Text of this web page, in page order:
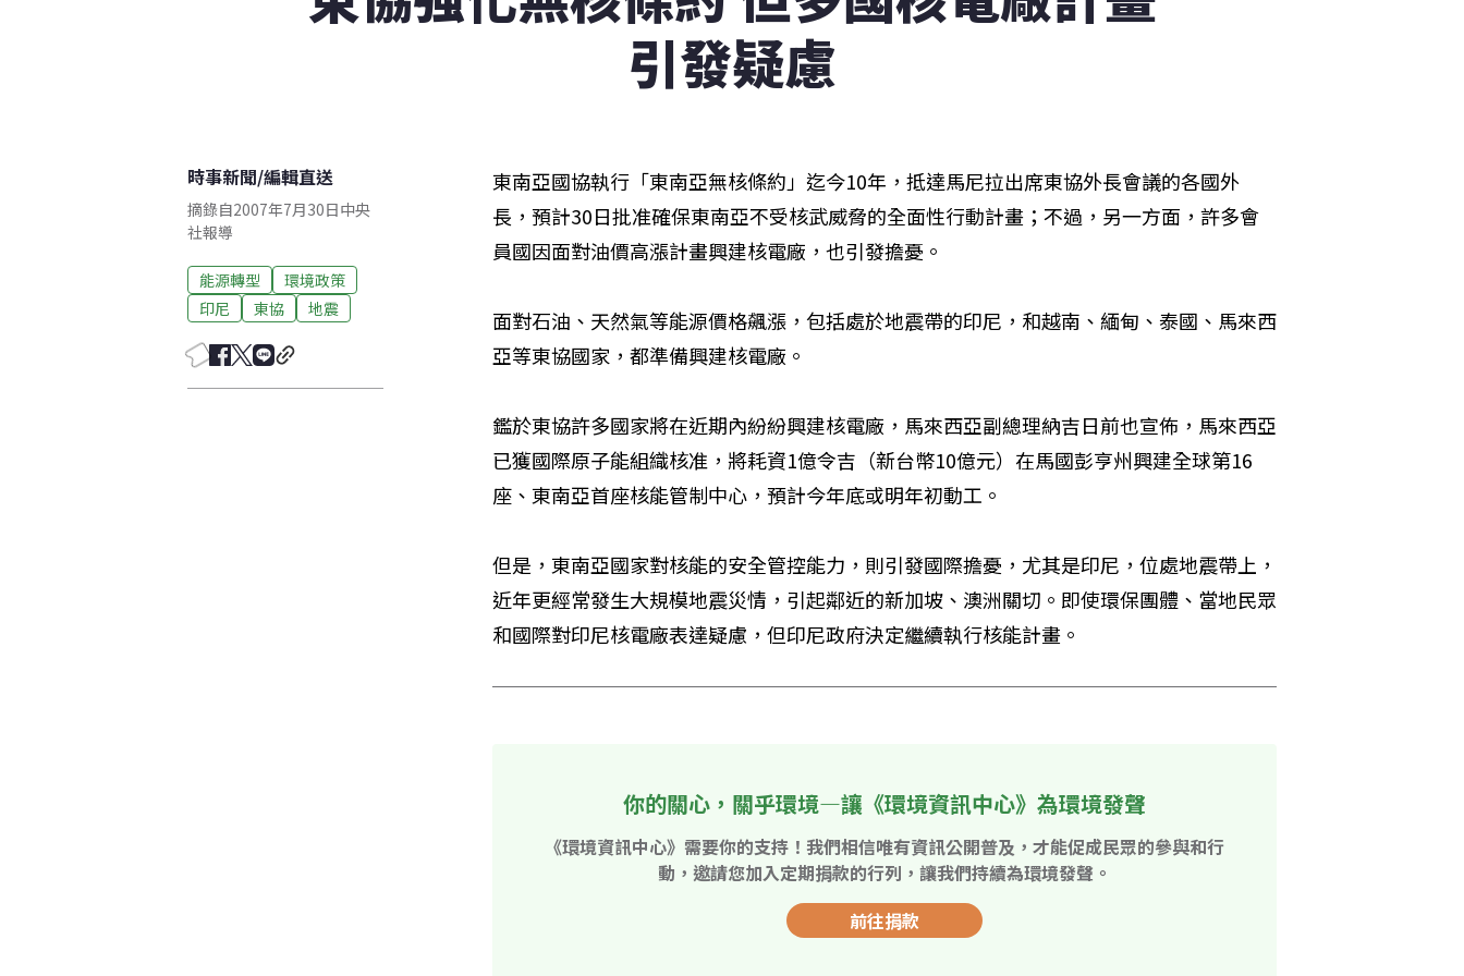
引發疑慮
時事新聞/編輯直送
摘錄自2007年7月30日中央
社報導
能源轉型
環境政策
印尼
東協 地震
東南亞國協執行「東南亞無核條約」迄今10年，抵達馬尼拉出席東協外長會議的各國外
長，預計30日批准確保東南亞不受核武威脅的全面性行動計畫；不過，另一方面，許多會
員國因面對油價高漲計畫興建核電廠，也引發擔憂。
面對石油、天然氣等能源價格飆漲，包括處於地震帶的印尼，和越南、緬甸、泰國、馬來西
亞等東協國家，都準備興建核電廠。
鑑於東協許多國家將在近期內紛紛興建核電廠，馬來西亞副總理納吉日前也宣佈，馬來西亞
已獲國際原子能組織核准，將耗資1億令吉（新台幣10億元）在馬國彭亨州興建全球第16
座、東南亞首座核能管制中心，預計今年底或明年初動工。
但是，東南亞國家對核能的安全管控能力，則引發國際擔憂，尤其是印尼，位處地震帶上，
近年更經常發生大規模地震災情，引起鄰近的新加坡、澳洲關切。即使環保團體、當地民眾
和國際對印尼核電廠表達疑慮，但印尼政府決定繼續執行核能計畫。
你的關心，關乎環境—讓《環境資訊中心》為環境發聲
《環境資訊中心》需要你的支持！我們相信唯有資訊公開普及，才能促成民眾的參與和行
動，邀請您加入定期捐款的行列，讓我們持續為環境發聲。
前往捐款